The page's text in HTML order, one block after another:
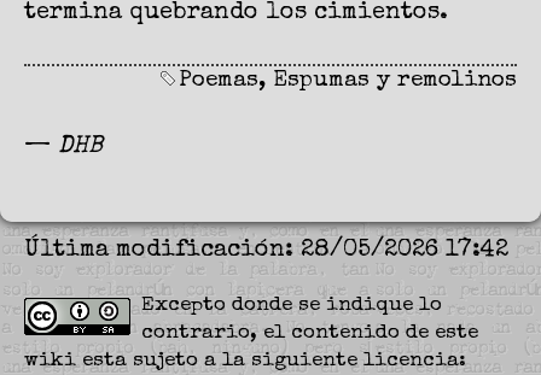
termina quebrando los cimientos.
Poemas, Espumas y remolinos
— DHB
Última modificación: 28/05/2026 17:42
Excepto donde se indique lo
contrario, el contenido de este
wiki esta sujeto a la siguiente licencia: